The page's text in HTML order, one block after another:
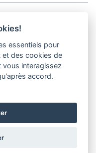
Kits médias
Confidentialité
312 41 41
essentiels pour
et des cookies de
vous interagissez
accord.